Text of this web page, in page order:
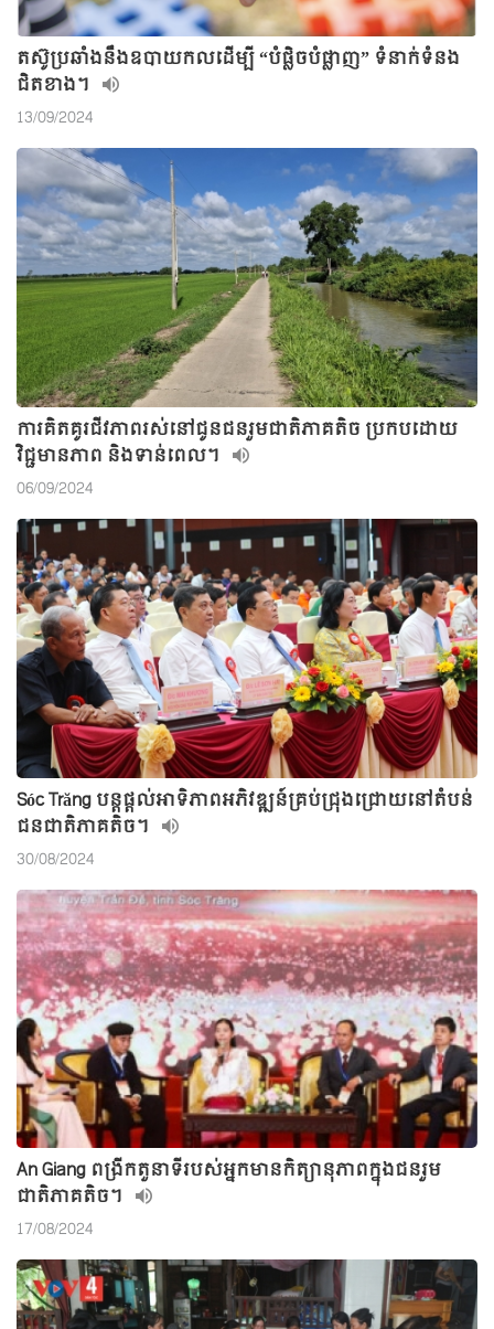
តស៊ូប្រឆាំងនឹងឧបាយកលដើម្បី “បំផ្លិចបំផ្លាញ” ទំនាក់ទំនង
ជិតខាង។
13/09/2024
ការគិតគូរជីវភាពរស់នៅជូនជនរួមជាតិភាគតិច ប្រកបដោយ
វិជ្ជមានភាព និងទាន់ពេល។
06/09/2024
Sóc Trăng បន្តផ្តល់អាទិភាពអភិវឌ្ឍន៍គ្រប់ជ្រុងជ្រោយនៅតំបន់
ជនជាតិភាគតិច។
30/08/2024
An Giang ពង្រីកតួនាទីរបស់អ្នកមានកិត្យានុភាពក្នុងជនរួម
ជាតិភាគតិច។
17/08/2024